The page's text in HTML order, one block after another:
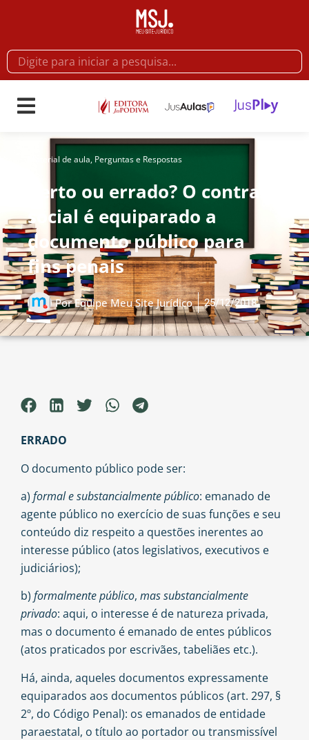
Material de aula, Perguntas e Respostas
Certo ou errado? O contrato
social é equiparado a
documento público para
fins penais
PorEquipe Meu Site Jurídico 25/12/2018
ERRADO
O documento público pode ser:
a) formal e substancialmente público: emanado de
agente público no exercício de suas funções e seu
conteúdo diz respeito a questões inerentes ao
interesse público (atos legislativos, executivos e
judiciários);
b) formalmente público, mas substancialmente
privado: aqui, o interesse é de natureza privada,
mas o documento é emanado de entes públicos
(atos praticados por escrivães, tabeliães etc.).
Há, ainda, aqueles documentos expressamente
equiparados aos documentos públicos (art. 297, §
2º, do Código Penal): os emanados de entidade
paraestatal, o título ao portador ou transmissível